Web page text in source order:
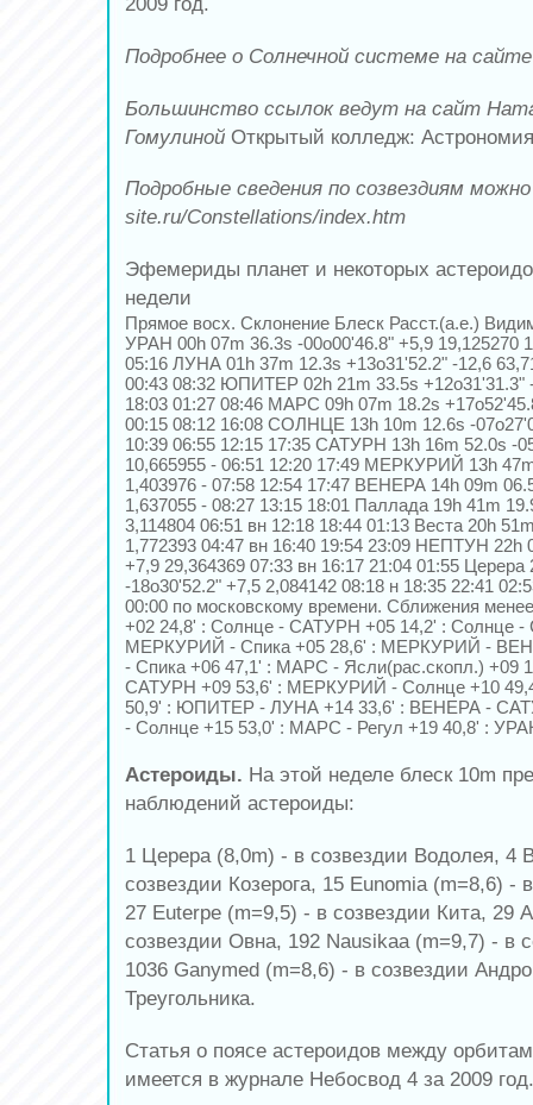
Подробнее о Солнечной системе на
Большинство ссылок ведут на сайт
Гомулиной Открытый колледж:
Подробные сведения по созвездиям
site.ru/Constellations/index.htm
Эфемериды планет и некоторых
недели
Прямое восх. Склонение Блеск Расст.(а.е.)
УРАН 00h 07m 36.3s -00o00'46.8" +5,9 19,125270
05:16 ЛУНА 01h 37m 12.3s +13o31'52.2" -12,6
00:43 08:32 ЮПИТЕР 02h 21m 33.5s +12o31'31.3"
18:03 01:27 08:46 МАРС 09h 07m 18.2s
00:15 08:12 16:08 СОЛНЦЕ 13h 10m 12.6s -
10:39 06:55 12:15 17:35 САТУРН 13h 16m 52.0s -
10,665955 - 06:51 12:20 17:49 МЕРКУРИЙ 13h
1,403976 - 07:58 12:54 17:47 ВЕНЕРА 14h 09m
1,637055 - 08:27 13:15 18:01 Паллада 19h 41m
3,114804 06:51 вн 12:18 18:44 01:13 Веста 20h
1,772393 04:47 вн 16:40 19:54 23:09 НЕПТУН 22h
+7,9 29,364369 07:33 вн 16:17 21:04 01:55 Церера
-18o30'52.2" +7,5 2,084142 08:18 н 18:35 22:41
00:00 по московскому времени. Сближения
+02 24,8' : Солнце - САТУРН +05 14,2' : Солнце -
МЕРКУРИЙ - Спика +05 28,6' : МЕРКУРИЙ -
- Спика +06 47,1' : МАРС - Ясли(рас.скопл.)
САТУРН +09 53,6' : МЕРКУРИЙ - Солнце +10
50,9' : ЮПИТЕР - ЛУНА +14 33,6' : ВЕНЕРА -
- Солнце +15 53,0' : МАРС - Регул +19 40,8' :
Астероиды. На этой неделе блеск 10m
наблюдений астероиды:
1 Церера (8,0m) - в созвездии Водолея, 4
созвездии Козерога, 15 Eunomia (m=8,6) -
27 Euterpe (m=9,5) - в созвездии Кита, 29
созвездии Овна, 192 Nausikaa (m=9,7) - в
1036 Ganymed (m=8,6) - в созвездии
Треугольника.
Статья о поясе астероидов между
имеется в журнале Небосвод 4 за 2009 год.